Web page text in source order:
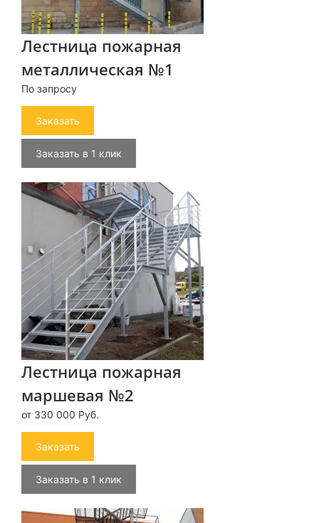
Лестница пожарная
металлическая №1
По запросу
Заказать
Заказать в 1 клик
Лестница пожарная
маршевая №2
от 330 000 Руб.
Заказать
Заказать в 1 клик